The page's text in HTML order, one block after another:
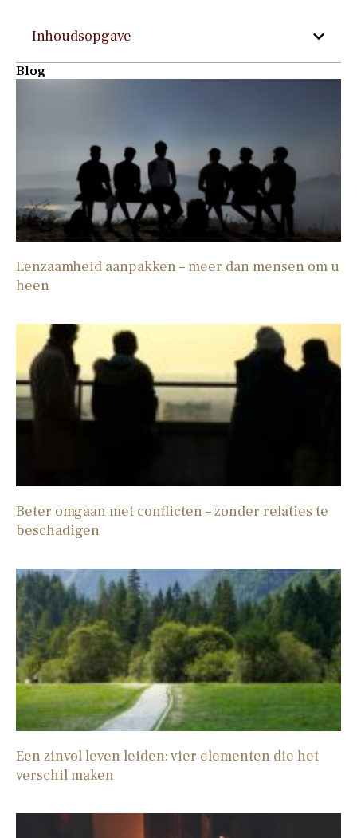
Inhoudsopgave
Blog
Eenzaamheid aanpakken – meer dan mensen om u
heen
Beter omgaan met conflicten – zonder relaties te
beschadigen
Een zinvol leven leiden: vier elementen die het
verschil maken